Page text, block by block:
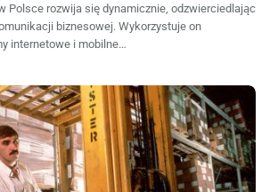
Polsce rozwija się dynamicznie, odzwierciedlając
biznesowej. Wykorzystuje on
internetowe i mobilne…